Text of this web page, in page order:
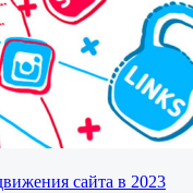
сайта в 2023